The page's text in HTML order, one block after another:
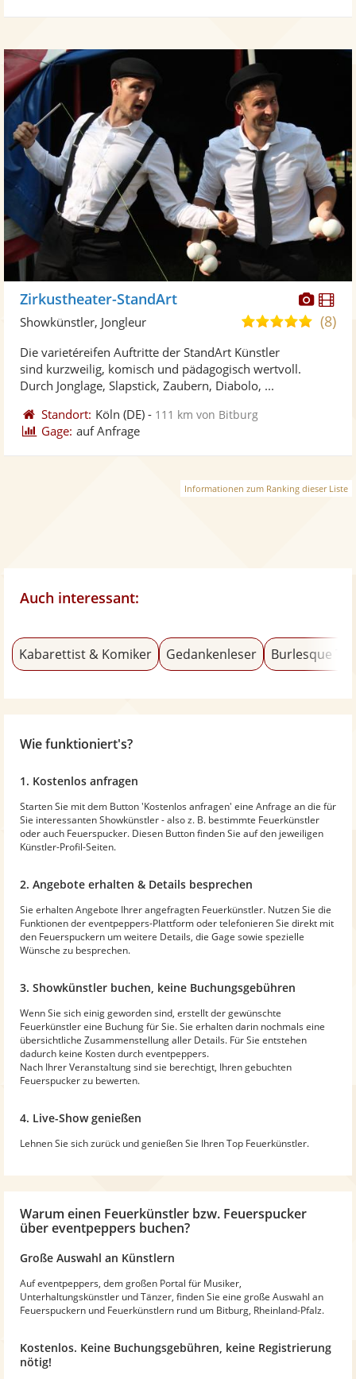
Zirkustheater-StandArt
5,0(8)
Showkünstler, Jongleur
Die varietéreifen Auftritte der StandArt Künstler
sind kurzweilig, komisch und pädagogisch wertvoll.
Durch Jonglage, Slapstick, Zaubern, Diabolo, ...
Standort: Köln (DE) - 111 km von Bitburg
Gage: auf Anfrage
Informationen zum Ranking dieser Liste
Auch interessant:
Kabarettist & Komiker Gedankenleser Burlesque
Wie funktioniert's?
1. Kostenlos anfragen
Starten Sie mit dem Button 'Kostenlos anfragen' eine Anfrage an die für
Sie interessanten Showkünstler - also z. B. bestimmte Feuerkünstler
oder auch Feuerspucker. Diesen Button finden Sie auf den jeweiligen
Künstler-Profil-Seiten.
2. Angebote erhalten & Details besprechen
Sie erhalten Angebote Ihrer angefragten Feuerkünstler. Nutzen Sie die
Funktionen der eventpeppers-Plattform oder telefonieren Sie direkt mit
den Feuerspuckern um weitere Details, die Gage sowie spezielle
Wünsche zu besprechen.
3. Showkünstler buchen, keine Buchungsgebühren
Wenn Sie sich einig geworden sind, erstellt der gewünschte
Feuerkünstler eine Buchung für Sie. Sie erhalten darin nochmals eine
übersichtliche Zusammenstellung aller Details. Für Sie entstehen
dadurch keine Kosten durch eventpeppers.
Nach Ihrer Veranstaltung sind sie berechtigt, Ihren gebuchten
Feuerspucker zu bewerten.
4. Live-Show genießen
Lehnen Sie sich zurück und genießen Sie Ihren Top Feuerkünstler.
Warum einen Feuerkünstler bzw. Feuerspucker
über eventpeppers buchen?
Große Auswahl an Künstlern
Auf eventpeppers, dem großen Portal für Musiker,
Unterhaltungskünstler und Tänzer, finden Sie eine große Auswahl an
Feuerspuckern und Feuerkünstlern rund um Bitburg, Rheinland-Pfalz.
Kostenlos. Keine Buchungsgebühren, keine Registrierung
nötig!